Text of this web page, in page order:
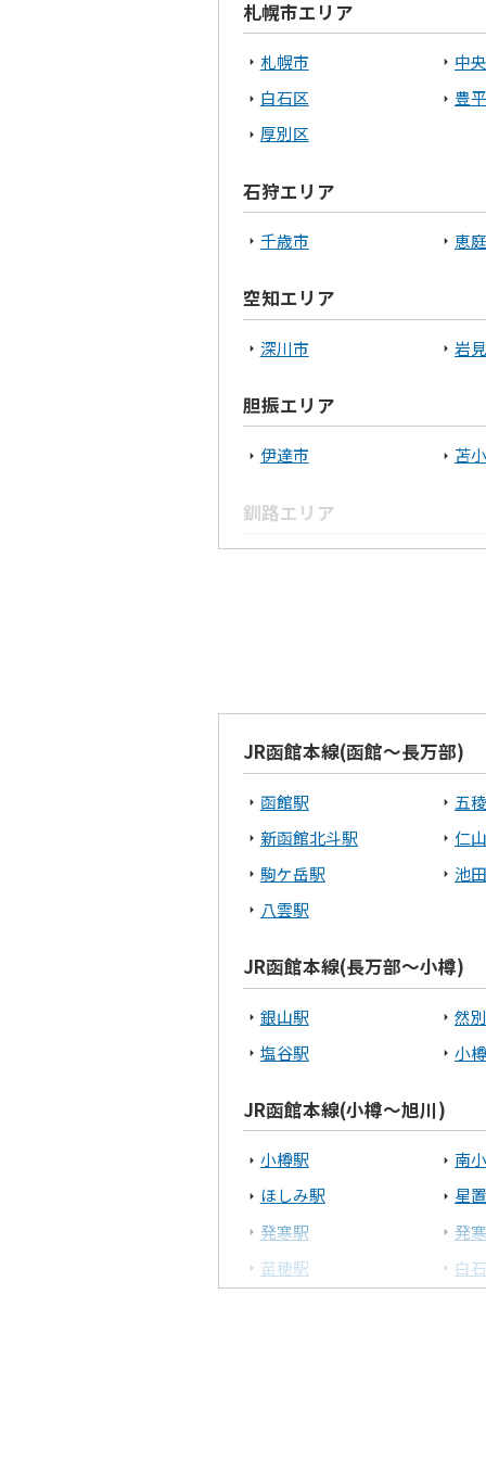
札幌市エリア
札幌市
中
白石区
豊
厚別区
石狩エリア
千歳市 恵
空知エリア
深川市 岩
胆振エリア
伊達市 苫
釧路エリア
北斗市 函
宗谷エリア
稚内市
根室市 中
十勝エリア
帯広市
上川エリア
旭川市
後志エリア
JR函館本線(函館～長万部)
函館駅
五
新函館北斗駅
仁
駒ケ岳駅
池
八雲駅
JR函館本線(長万部～小樽)
銀山駅
然
塩谷駅
小
JR函館本線(小樽～旭川)
小樽駅
南
ほしみ駅
星
発寒駅
発
苗穂駅
白